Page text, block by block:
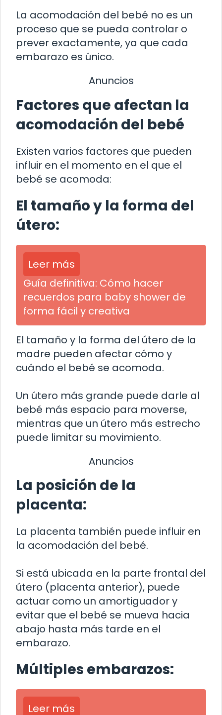
La acomodación del bebé no es un
proceso que se pueda controlar o
prever exactamente, ya que cada
embarazo es único.
Anuncios
Factores que afectan la
acomodación del bebé
Existen varios factores que pueden
influir en el momento en el que el
bebé se acomoda:
El tamaño y la forma del
útero:
Leer más
Guía definitiva: Cómo hacer
recuerdos para baby shower de
forma fácil y creativa
El tamaño y la forma del útero de la
madre pueden afectar cómo y
cuándo el bebé se acomoda.
Un útero más grande puede darle al
bebé más espacio para moverse,
mientras que un útero más estrecho
puede limitar su movimiento.
Anuncios
La posición de la
placenta:
La placenta también puede influir en
la acomodación del bebé.
Si está ubicada en la parte frontal del
útero (placenta anterior), puede
actuar como un amortiguador y
evitar que el bebé se mueva hacia
abajo hasta más tarde en el
embarazo.
Múltiples embarazos:
Leer más